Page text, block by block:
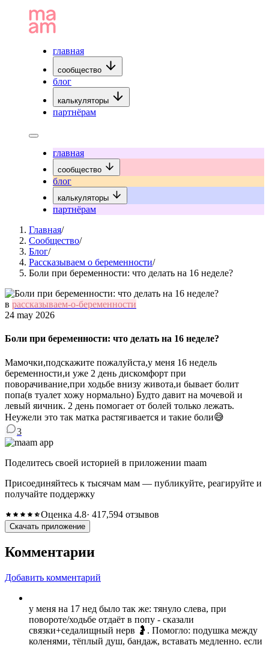
главная
сообщество
блог
калькуляторы
партнёрам
главная
сообщество
блог
калькуляторы
партнёрам
Главная/
Сообщество/
Блог/
Рассказываем о беременности/
Боли при беременности: что делать на 16 неделе?
в рассказываем-о-беременности
24 may 2026
Боли при беременности: что делать на 16 неделе?
Мамочки,подскажите пожалуйста,у меня 16 недель
беременности,и уже 2 день дискомфорт при
поворачивание,при ходьбе внизу живота,и бывает болит
попа(в туалет хожу нормально) Будто давит на мочевой и
левый яичник. 2 день помогает от болей только лежать.
Неужели это так матка растягивается и такие боли😅
3
Поделитесь своей историей в приложении maam
Присоединяйтесь к тысячам мам — публикуйте, реагируйте и
получайте поддержку
Оценка 4.8· 417,594 отзывов
Скачать приложение
Комментарии
Добавить комментарий
у меня на 17 нед было так же: тянуло слева, при
повороте/ходьбе отдаёт в попу - сказали
связки+седалищный нерв 🤰. Помогло: подушка между
коленями, тёплый душ, бандаж, вставать медленно. если